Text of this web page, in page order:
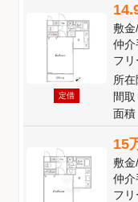
定借
敷金/
仲介
フリ
所在
間取
面積
15
敷金/
仲介
フリ